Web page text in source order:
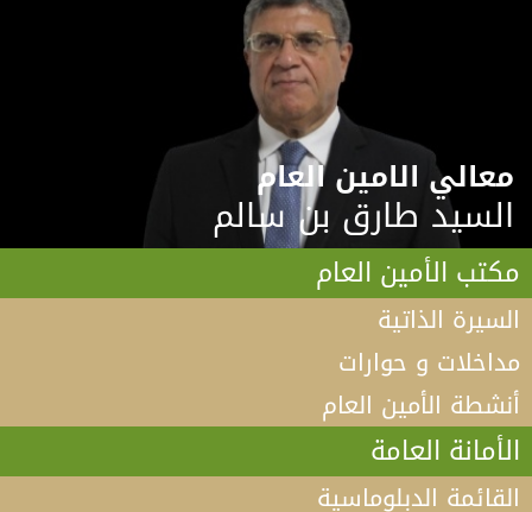
معالي الامين العام
السيد طارق بن سالم
مكتب الأمين العام
السيرة الذاتية
مداخلات و حوارات
أنشطة الأمين العام
الأمانة العامة
القائمة الدبلوماسية